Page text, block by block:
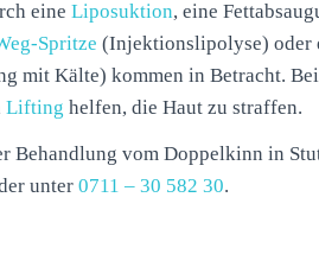
eine Liposuktion, eine
Spritze (Injektionslipolyse) oder
mit Kälte) kommen in Betracht.
Lifting helfen, die Haut zu straffen.
Behandlung vom Doppelkinn in
unter 0711 – 30 582 30.